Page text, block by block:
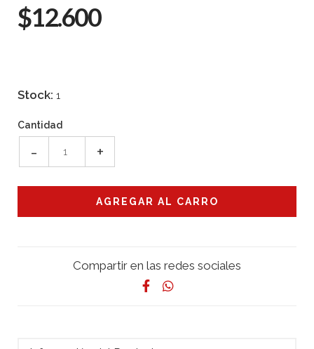
$12.600
Stock: 1
Cantidad
- +
Compartir en las redes sociales